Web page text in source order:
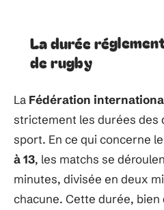
La durée
de rugby
La Fédération
strictement les durées des
sport. En ce qui concerne le
à 13, les matchs se
minutes, divisée en deux
chacune. Cette durée, bien